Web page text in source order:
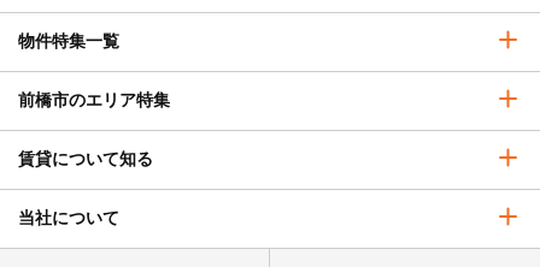
物件特集一覧
前橋市のエリア特集
賃貸について知る
当社について